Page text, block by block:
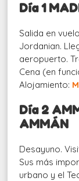
Día 1
Salida en
Jordanian.
aeropuerto.
Cena (en
Alojamiento:
Día 2
AMMÁN
Desayuno.
Sus más
urbano y el